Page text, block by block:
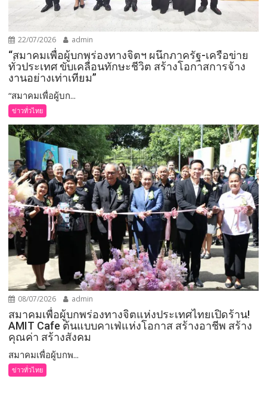
22/07/2026 admin
“สมาคมเพื่อผู้บกพร่องทางจิตฯ ผนึกภาครัฐ-เครือข่าย
ทั่วประเทศ ขับเคลื่อนทักษะชีวิต สร้างโอกาสการจ้าง
งานอย่างเท่าเทียม”
“สมาคมเพื่อผู้บก...
ข่าวทั่วไทย
08/07/2026 admin
สมาคมเพื่อผู้บกพร่องทางจิตแห่งประเทศไทยเปิดร้าน!
AMIT Cafe ต้นแบบคาเฟ่แห่งโอกาส สร้างอาชีพ สร้าง
คุณค่า สร้างสังคม
สมาคมเพื่อผู้บกพ...
ข่าวทั่วไทย